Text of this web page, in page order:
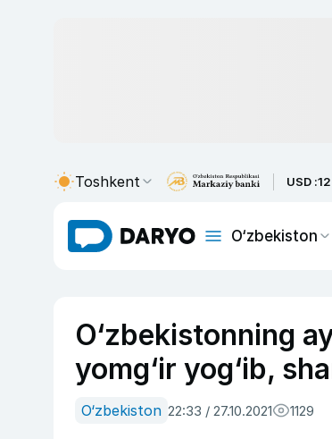
Toshkent USD :
O‘zbekiston
O‘zbekistonning
yomg‘ir yog‘ib,
O‘zbekiston 22:33 / 27.10.2021 1129